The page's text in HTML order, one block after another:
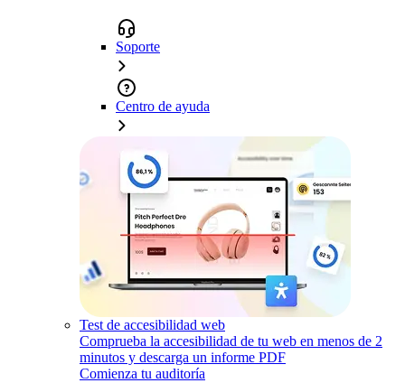
Soporte
Centro de ayuda
Test de accesibilidad web
Comprueba la accesibilidad de tu web en menos de 2
minutos y descarga un informe PDF
Comienza tu auditoría